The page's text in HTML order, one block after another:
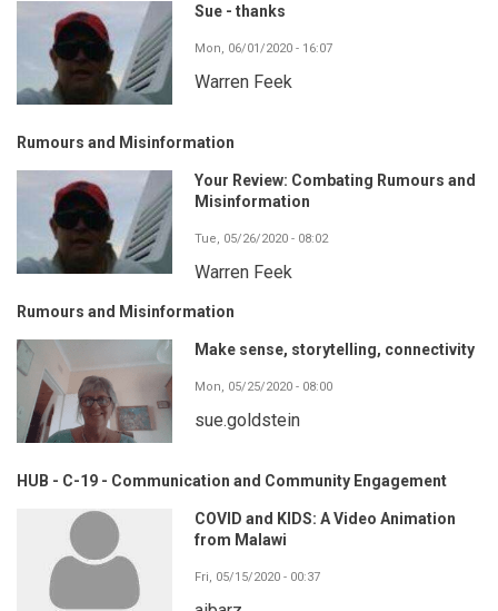
Sue - thanks
Mon, 06/01/2020 - 16:07
Warren Feek
Rumours and Misinformation
Your Review: Combating Rumours and
Misinformation
Tue, 05/26/2020 - 08:02
Warren Feek
Rumours and Misinformation
Make sense, storytelling, connectivity
Mon, 05/25/2020 - 08:00
sue.goldstein
HUB - C-19 - Communication and Community Engagement
COVID and KIDS: A Video Animation
from Malawi
Fri, 05/15/2020 - 00:37